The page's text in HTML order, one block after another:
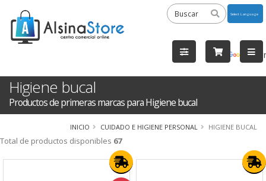
by
Higiene bucal
Productos de primeras marcas para Higiene bucal
INICIO CUIDADO E HIGIENE PERSONAL HIGIENE BUCAL
Total de productos disponibles 67